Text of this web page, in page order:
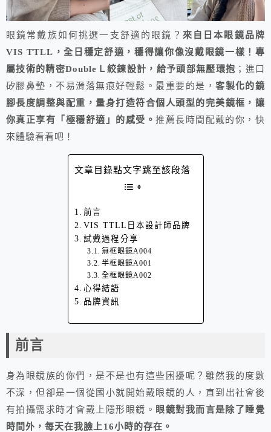
眼鏡常戴族如何挑選一支舒適的眼鏡？ 來自日本眼鏡品牌
VIS TTLL，全日穩定舒適，穩得讓你像沒戴眼鏡一樣！專
屬技術的精密DoubleＬ絞鍊設計，給予頭部無壓環抱 ；進口
矽膠鼻墊，不易滑落無痕好輕鬆。最重要的是，客製化的鏡
腳長度調整與配重，量身打造符合個人頭型的完美鏡框，讓
你真正享有「極穩舒適」的感受。推薦長時間配戴的你，快
來體驗看看吧！
文章目錄點文字跳至該段落
前言
VIS TTLL日本設計師品牌
試戴過程分享
無框眼鏡A004
半框眼鏡A001
全框眼鏡A002
心得結語
品牌資訊
前言
身為眼鏡族的你們，是不是也有這些困擾呢？雖然我的度數
不深，但卻是一個從國小就開始戴眼鏡的人，直到出社會後
有拍攝需求時才會戴上隱形眼鏡。 眼鏡對我而言是除了睡覺
時間外，每天在我臉上16小時的存在。